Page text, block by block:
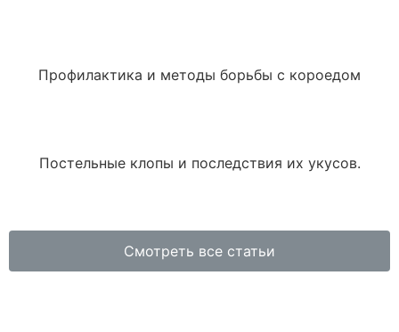
Профилактика и методы борьбы с короедом
Постельные клопы и последствия их укусов.
Смотреть все статьи